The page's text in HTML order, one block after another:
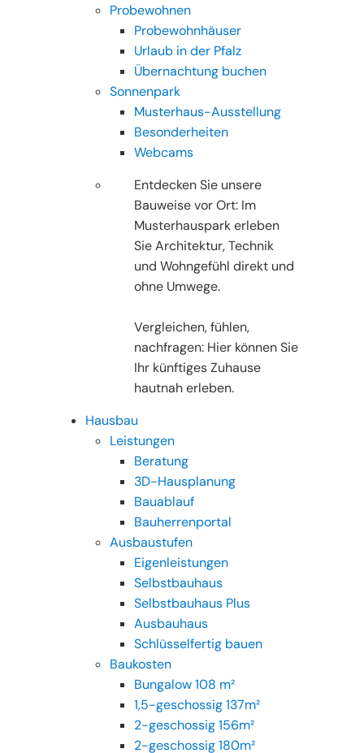
Probewohnen
Probewohnhäuser
Urlaub in der Pfalz
Übernachtung buchen
Sonnenpark
Musterhaus-Ausstellung
Besonderheiten
Webcams
Entdecken Sie unsere
Bauweise vor Ort: Im
Musterhauspark erleben
Sie Architektur, Technik
und Wohngefühl direkt und
ohne Umwege.
Vergleichen, fühlen,
nachfragen: Hier können Sie
Ihr künftiges Zuhause
hautnah erleben.
Hausbau
Leistungen
Beratung
3D-Hausplanung
Bauablauf
Bauherrenportal
Ausbaustufen
Eigenleistungen
Selbstbauhaus
Selbstbauhaus Plus
Ausbauhaus
Schlüsselfertig bauen
Baukosten
Bungalow 108 m²
1,5-geschossig 137m²
2-geschossig 156m²
2-geschossig 180m²